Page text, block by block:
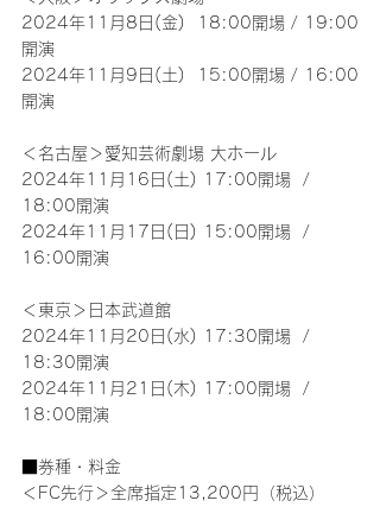
2024年11月8日(金)  18:00開場 / 19:00
開演
2024年11月9日(土)  15:00開場 / 16:00
開演
＜名古屋＞愛知芸術劇場 大ホール
2024年11月16日(土) 17:00開場  /
18:00開演
2024年11月17日(日) 15:00開場  /
16:00開演
＜東京＞日本武道館
2024年11月20日(水) 17:30開場  /
18:30開演
2024年11月21日(木) 17:00開場  /
18:00開演
■券種・料金
＜FC先行＞全席指定13,200円（税込）